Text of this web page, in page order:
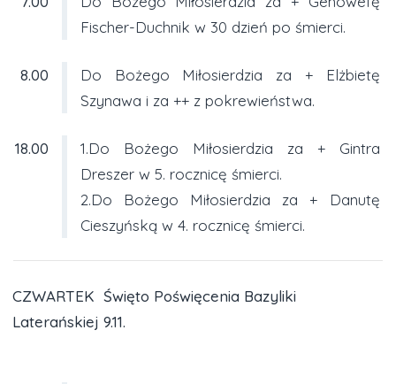
Fischer-Duchnik w 30 dzień po śmierci.
8.00
Do Bożego Miłosierdzia za + Elżbietę
Szynawa i za ++ z pokrewieństwa.
18.00
1.Do Bożego Miłosierdzia za + Gintra
Dreszer w 5. rocznicę śmierci.
2.Do Bożego Miłosierdzia za + Danutę
Cieszyńską w 4. rocznicę śmierci.
CZWARTEK Święto Poświęcenia Bazyliki
Laterańskiej 9.11.